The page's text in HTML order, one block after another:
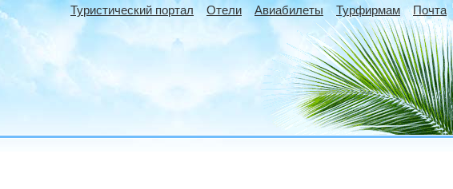
Туристический портал Отели Авиабилеты Турфирмам Почта